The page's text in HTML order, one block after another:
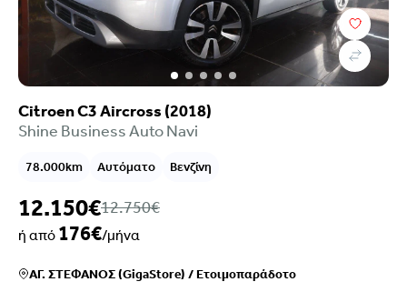
Citroen C3 Aircross (2018)
Shine Business Auto Navi
78.000km Αυτόματο Βενζίνη
12.150€12.750€
ή από 176€/μήνα
ΑΓ. ΣΤΕΦΑΝΟΣ (GigaStore) /Ετοιμοπαράδοτο